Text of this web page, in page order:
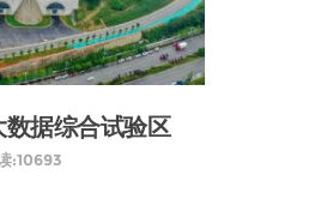
据综合试验区
:10693